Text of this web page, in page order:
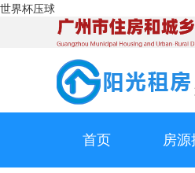
世界杯压球
首页 房源